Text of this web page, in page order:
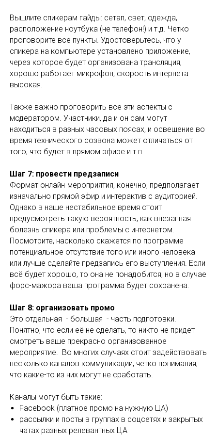
Вышлите спикерам гайды: сетап, свет, одежда,
расположение ноутбука (не телефон!) и т.д. Четко
проговорите все пункты. Удостоверьтесь, что у
спикера на компьютере установлено приложение,
через которое будет организована трансляция,
хорошо работает микрофон, скорость интернета
высокая.
Также важно проговорить все эти аспекты с
модератором. Участники, да и он сам могут
находиться в разных часовых поясах, и освещение во
время технического созвона может отличаться от
того, что будет в прямом эфире и т.п.
Шаг 7: провести предзаписи
Формат онлайн-мероприятия, конечно, предполагает
изначально прямой эфир и интерактив с аудиторией.
Однако в наше нестабильное время стоит
предусмотреть такую вероятность, как внезапная
болезнь спикера или проблемы с интернетом.
Посмотрите, насколько скажется по программе
потенциальное отсутствие того или иного человека
или лучше сделайте предзапись его выступления. Если
всё будет хорошо, то она не понадобится, но в случае
форс-мажора ваша программа будет сохранена.
Шаг 8: организовать промо
Это отдельная - большая - часть подготовки.
Понятно, что если её не сделать, то никто не придет
смотреть ваше прекрасно организованное
мероприятие. Во многих случаях стоит задействовать
несколько каналов коммуникации, четко понимания,
что какие-то из них могут не сработать.
Каналы могут быть такие:
Facebook (платное промо на нужную ЦА)
рассылки и посты в группах в соцсетях и закрытых
чатах разных релевантных ЦА